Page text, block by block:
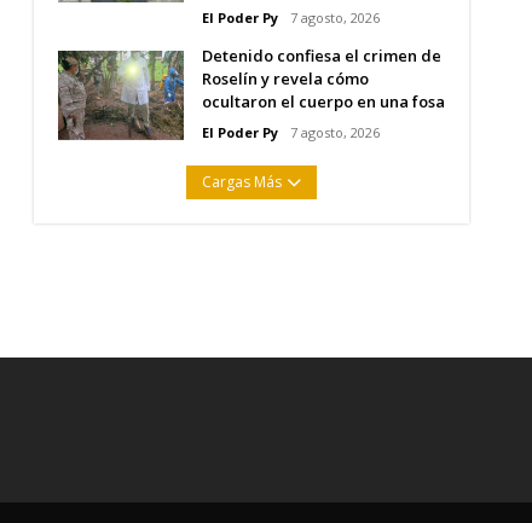
El Poder Py 7 agosto, 2026
Detenido confiesa el crimen de
Roselín y revela cómo
ocultaron el cuerpo en una fosa
El Poder Py 7 agosto, 2026
Cargas Más